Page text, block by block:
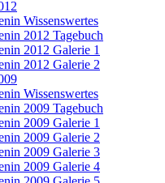
Wissenswertes
2012 Tagebuch
2012 Galerie 1
2012 Galerie 2
Wissenswertes
2009 Tagebuch
2009 Galerie 1
2009 Galerie 2
2009 Galerie 3
2009 Galerie 4